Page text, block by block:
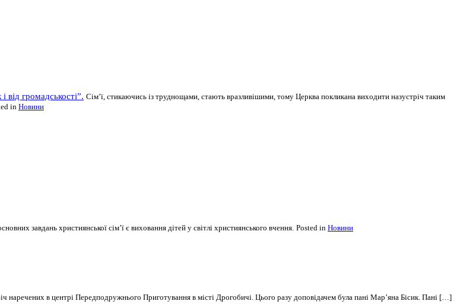
від громадськості”. Сім’ї, стикаючись із труднощами, стають вразливішими, тому Церква покликана виходити назустріч таким
in Новини
завдань християнської сім’ї є виховання дітей у світлі християнського вчення. Posted in Новини
наречених в центрі Передподружнього Приготування в місті Дрогобичі. Цього разу доповідачем була пані Мар’яна Бісик. Пані […]